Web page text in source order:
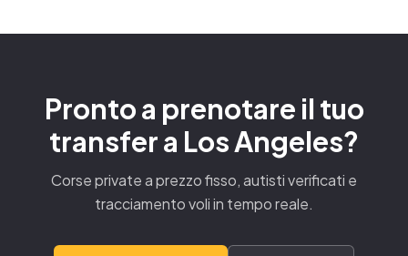
Pronto a prenotare il tuo
transfer a Los Angeles?
Corse private a prezzo fisso, autisti verificati e
tracciamento voli in tempo reale.